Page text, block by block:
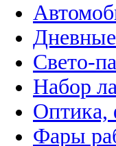
Свето-
Набор
Оптика,
Фары